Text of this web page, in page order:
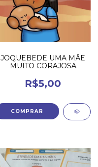
JOQUEBEDE UMA MÃE
MUITO CORAJOSA
R$5,00